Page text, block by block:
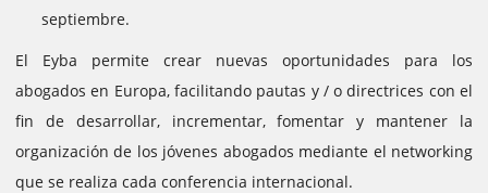
septiembre.
El Eyba permite crear nuevas oportunidades para los
abogados en Europa, facilitando pautas y / o directrices con el
fin de desarrollar, incrementar, fomentar y mantener la
organización de los jóvenes abogados mediante el networking
que se realiza cada conferencia internacional.